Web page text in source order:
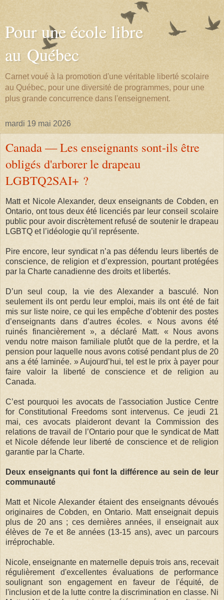
Pour une école libre
au Québec
Carnet voué à la promotion d'une véritable liberté scolaire
au Québec, pour une diversité de programmes, pour une
plus grande concurrence dans l'enseignement.
mardi 19 mai 2026
Canada — Les enseignants sont-ils être
obligés d'arborer le drapeau
LGBTQ2SAI+ ?
Matt et Nicole Alexander, deux enseignants de Cobden, en
Ontario, ont tous deux été licenciés par leur conseil scolaire
public pour avoir discrètement refusé de soutenir le drapeau
LGBTQ et l’idéologie qu’il représente.
Pire encore, leur syndicat n’a pas défendu leurs libertés de
conscience, de religion et d’expression, pourtant protégées
par la Charte canadienne des droits et libertés.
D’un seul coup, la vie des Alexander a basculé. Non
seulement ils ont perdu leur emploi, mais ils ont été de fait
mis sur liste noire, ce qui les empêche d’obtenir des postes
d’enseignants dans d’autres écoles. « Nous avons été
ruinés financièrement », a déclaré Matt. « Nous avons
vendu notre maison familiale plutôt que de la perdre, et la
pension pour laquelle nous avons cotisé pendant plus de 20
ans a été laminée. » Aujourd’hui, tel est le prix à payer pour
faire valoir la liberté de conscience et de religion au
Canada.
C’est pourquoi les avocats de l'association Justice Centre
for Constitutional Freedoms sont intervenus. Ce jeudi 21
mai, ces avocats plaideront devant la Commission des
relations de travail de l’Ontario pour que le syndicat de Matt
et Nicole défende leur liberté de conscience et de religion
garantie par la Charte.
Deux enseignants qui font la différence au sein de leur
communauté
Matt et Nicole Alexander étaient des enseignants dévoués
originaires de Cobden, en Ontario. Matt enseignait depuis
plus de 20 ans ; ces dernières années, il enseignait aux
élèves de 7e et 8e années (13-15 ans), avec un parcours
irréprochable.
Nicole, enseignante en maternelle depuis trois ans, recevait
régulièrement d'excellentes évaluations de performance
soulignant son engagement en faveur de l'équité, de
l'inclusion et de la lutte contre la discrimination en classe. Ni